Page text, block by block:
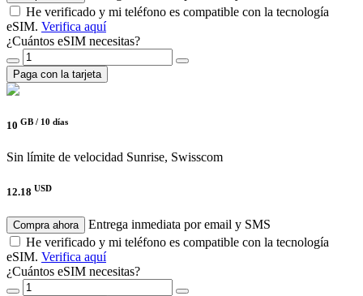
He verificado y mi teléfono es compatible con la tecnología
eSIM. Verifica aquí
¿Cuántos eSIM necesitas?
Paga con la tarjeta
10 GB / 10 días
Sin límite de velocidad Sunrise, Swisscom
12.18 USD
Compra ahora
Entrega inmediata por email y SMS
He verificado y mi teléfono es compatible con la tecnología
eSIM. Verifica aquí
¿Cuántos eSIM necesitas?